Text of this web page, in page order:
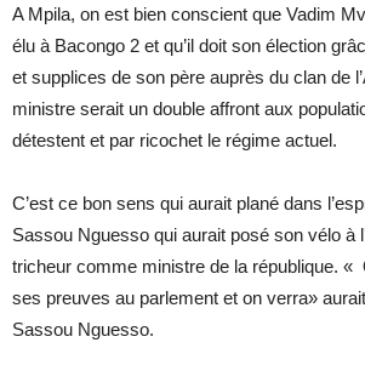
A Mpila, on est bien conscient que Vadim
élu à Bacongo 2 et qu’il doit son élection
et supplices de son père auprès du clan de
ministre serait un double affront aux
détestent et par ricochet le régime actuel.
C’est ce bon sens qui aurait plané dans
Sassou Nguesso qui aurait posé son vélo à
tricheur comme ministre de la république. «
ses preuves au parlement et on verra»
Sassou Nguesso.